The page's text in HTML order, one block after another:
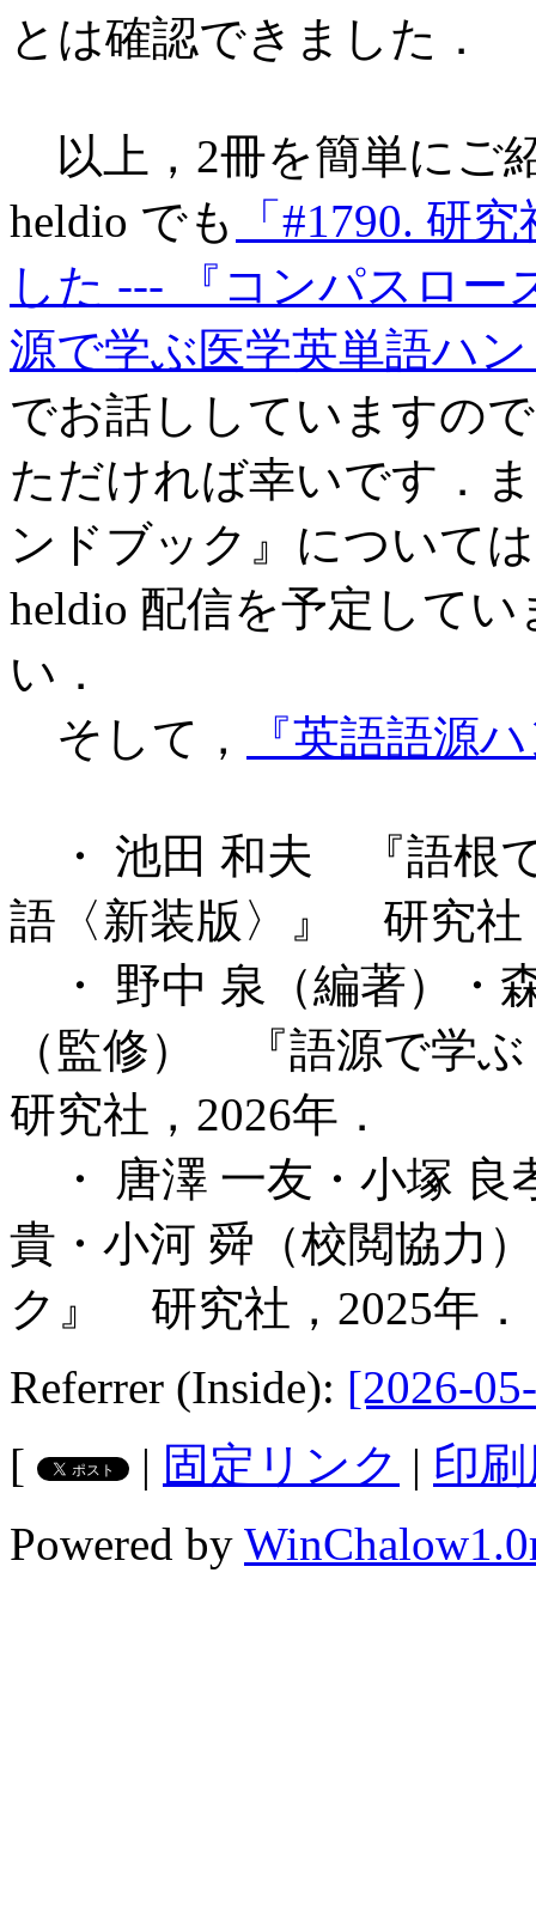
とは確認できました．
以上，2冊を簡単にご
heldio でも
「#1790. 研
した --- 『コンパスロー
源で学ぶ医学英単語ハ
でお話ししていますの
ただければ幸いです．
ンドブック』について
heldio 配信を予定して
い．
そして，
『英語語源
・ 池田 和夫 『語根
語〈新装版〉』 研究社
・ 野中 泉（編著）・
（監修） 『語源で学
研究社，2026年．
・ 唐澤 一友・小塚 良
貴・小河 舜（校閲協力
ク』 研究社，2025年．
Referrer (Inside): [2026-
[
| 固定リンク | 印
Powered by